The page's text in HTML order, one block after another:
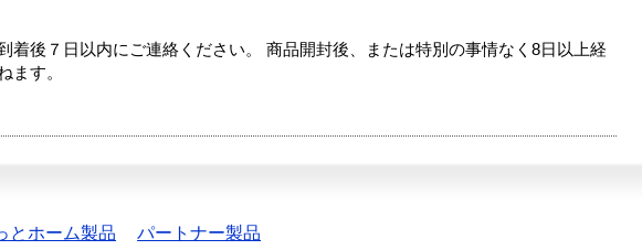
着後７日以内にご連絡ください。 商品開封後、または特別の事情なく8日以上経
ます。
とホーム製品 パートナー製品